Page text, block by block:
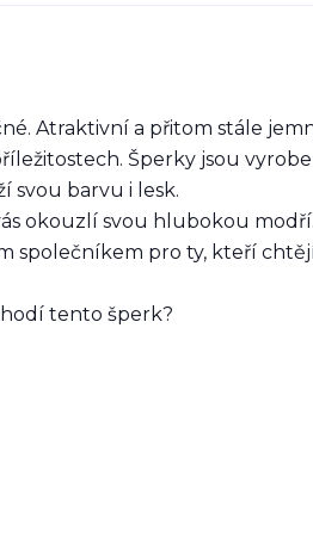
Atraktivní a přitom stále
Šperky jsou
svou barvu i lesk.
okouzlí svou hlubokou
společníkem pro ty, kteří
tento šperk?